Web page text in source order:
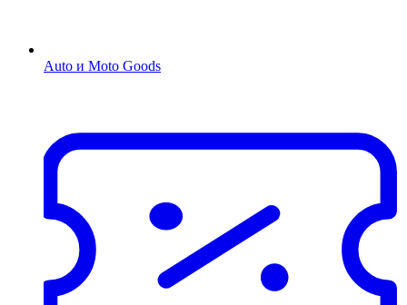
Auto и Moto Goods